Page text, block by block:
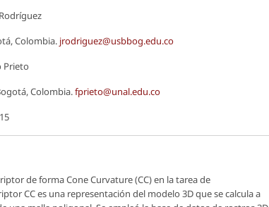
Colombia. jrodriguez@usbbog.edu.co
Prieto
Colombia.fprieto@unal.edu.co
de formaCone Curvature(CC) en la tarea de
CC es una representación del modelo 3D que se calcula a